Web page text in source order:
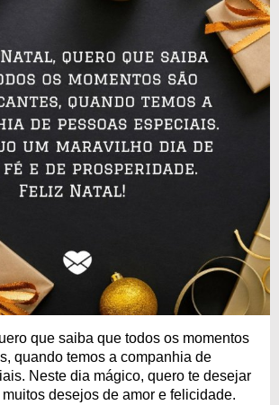
que saiba que todos os momentos
quando temos a companhia de
Neste dia mágico, quero te desejar
desejos de amor e felicidade.